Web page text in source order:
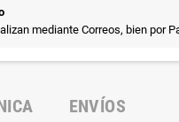
mediante Correos, bien por
ENVÍOS